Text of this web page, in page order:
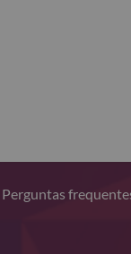
Perguntas